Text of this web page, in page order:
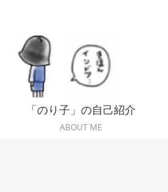
「のり子」の自己紹介
ABOUT ME